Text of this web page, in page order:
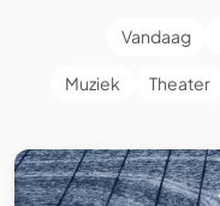
Vandaag
Muziek Theater